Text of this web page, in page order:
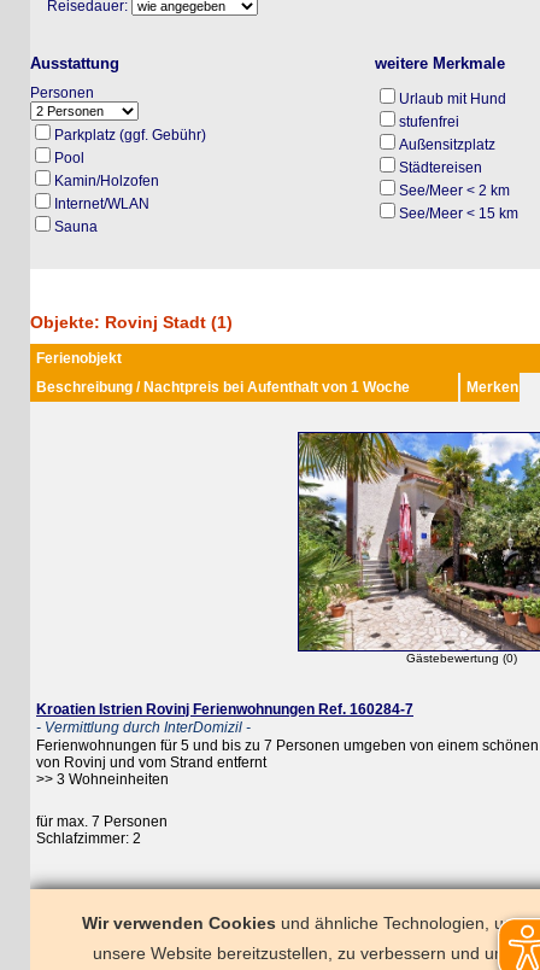
Reisedauer:
Ausstattung
Personen
Parkplatz (ggf. Gebühr)
Pool
Kamin/Holzofen
Internet/WLAN
Sauna
weitere Merkmale
Urlaub mit Hund
stufenfrei
Außensitzplatz
Städtereisen
See/Meer < 2 km
See/Meer < 15 km
Objekte: Rovinj Stadt (1)
Ferienobjekt
Beschreibung / Nachtpreis bei Aufenthalt von 1 Woche
Merken
Gästebewertung (0)
Kroatien Istrien Rovinj Ferienwohnungen Ref. 160284-7
- Vermittlung durch InterDomizil -
Ferienwohnungen für 5 und bis zu 7 Personen umgeben von einem schönen
von Rovinj und vom Strand entfernt
>> 3 Wohneinheiten
für max. 7 Personen
Schlafzimmer: 2
Wir verwenden Cookies und ähnliche Technologien, um
unsere Website bereitzustellen, zu verbessern und um